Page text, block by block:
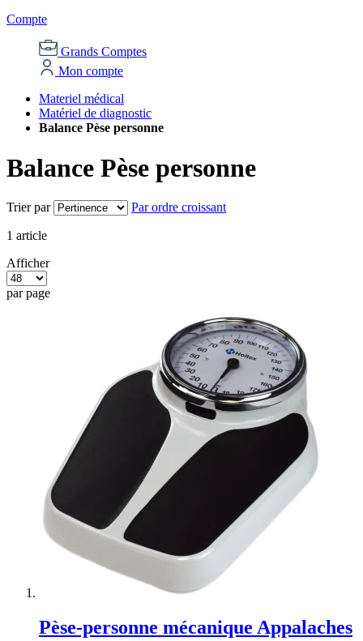
Compte
Grands Comptes
Mon compte
Materiel médical
Matériel de diagnostic
Balance Pèse personne
Balance Pèse personne
Trier par Par ordre croissant
1 article
Afficher
par page
Pèse-personne mécanique Appalaches